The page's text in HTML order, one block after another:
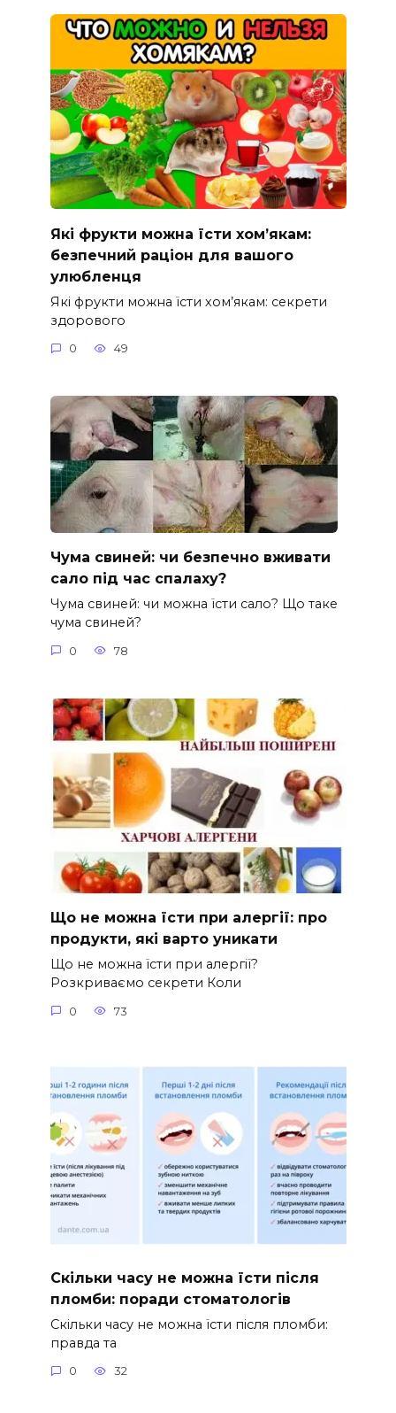
Які фрукти можна їсти хом’якам:
безпечний раціон для вашого
улюбленця
Які фрукти можна їсти хом’якам: секрети
здорового
0 49
Чума свиней: чи безпечно вживати
сало під час спалаху?
Чума свиней: чи можна їсти сало? Що таке
чума свиней?
0 78
Що не можна їсти при алергії: про
продукти, які варто уникати
Що не можна їсти при алергії?
Розкриваємо секрети Коли
0 73
Скільки часу не можна їсти після
пломби: поради стоматологів
Скільки часу не можна їсти після пломби:
правда та
0 32